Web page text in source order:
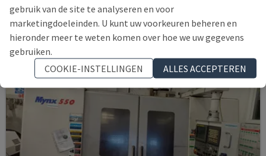
gebruik van de site te analyseren en voor
marketingdoeleinden. U kunt uw voorkeuren beheren en
hieronder meer te weten komen over hoe we uw gegevens
gebruiken.
COOKIE-INSTELLINGEN
ALLES ACCEPTEREN